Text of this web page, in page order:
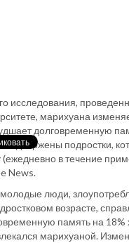
исследования,
марихуана
долговременную
подвержены подростки,
(ежедневно в течение
News.
люди,
возрасте,
память на 18%
марихуаной.